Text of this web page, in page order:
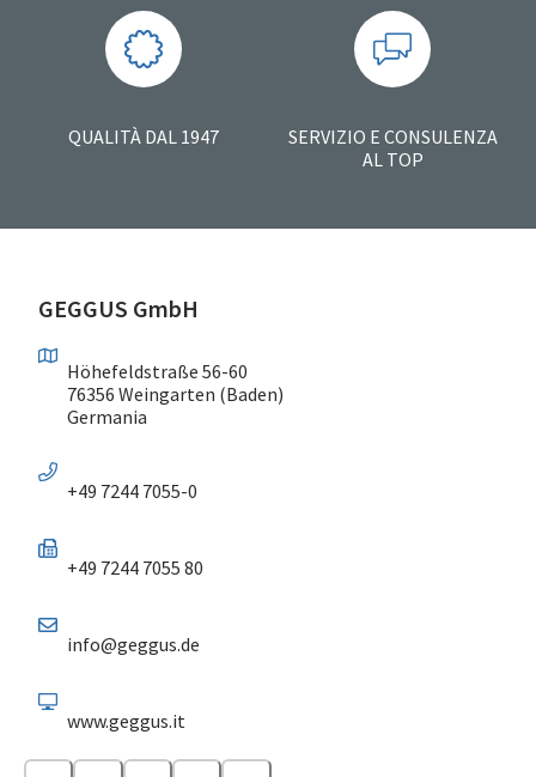
QUALITÀ DAL 1947
SERVIZIO E CONSULENZA
AL TOP
GEGGUS GmbH
Höhefeldstraße 56-60
76356 Weingarten (Baden)
Germania
+49 7244 7055-0
+49 7244 7055 80
info@geggus.de
www.geggus.it